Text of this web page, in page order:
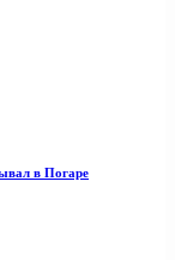
в Погаре